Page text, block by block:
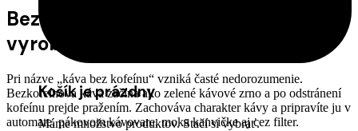
Košík je prázdny
Máme množstvo produktov. Stačí si vybrať.
Bezkofeínová káva nie je náhrada
vyrobená z obilnín
Pri názve „káva bez kofeínu“ vzniká časté nedorozumenie.
Bezkofeínová káva začína ako zelené kávové zrno a po odstránení
kofeínu prejde pražením. Zachováva charakter kávy a pripravíte ju v
automate, pákovom kávovare, moka kanvičke aj cez filter.